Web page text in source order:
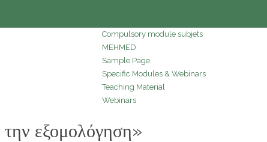
Compulsory module subjets
MEHMED
Sample Page
Specific Modules & Webinars
Teaching Material
Webinars
εξομολόγηση»